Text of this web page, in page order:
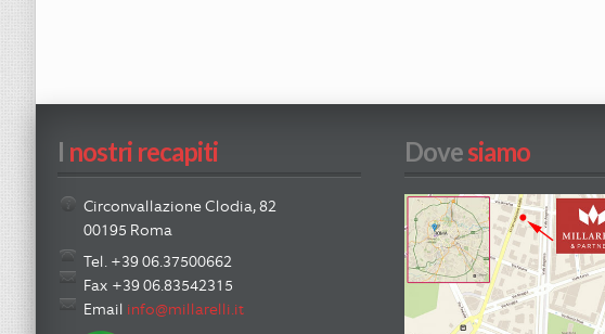
I nostri recapiti
Circonvallazione Clodia, 82
00195 Roma
Tel. +39 06.37500662
Fax +39 06.83542315
Email info@millarelli.it
Dove siamo